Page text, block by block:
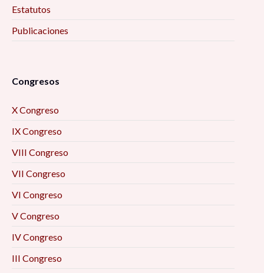
Estatutos
Publicaciones
Congresos
X Congreso
IX Congreso
VIII Congreso
VII Congreso
VI Congreso
V Congreso
IV Congreso
III Congreso